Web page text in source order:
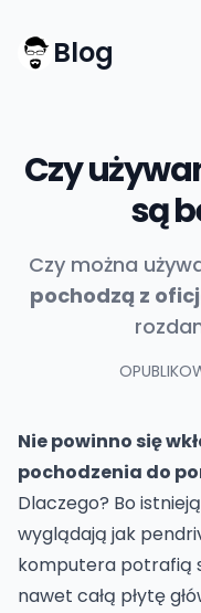
Blog
Czy
są
Czy można
pochodzą z
Nie powinno się
pochodzenia do
Dlaczego? Bo
wyglądają jak
komputera potrafią
nawet całą płytę